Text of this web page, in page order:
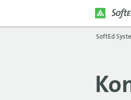
SoftEd